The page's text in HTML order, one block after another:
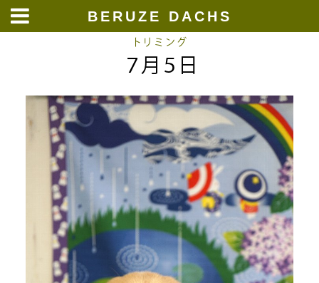
BERUZE DACHS
トリミング
７月５日